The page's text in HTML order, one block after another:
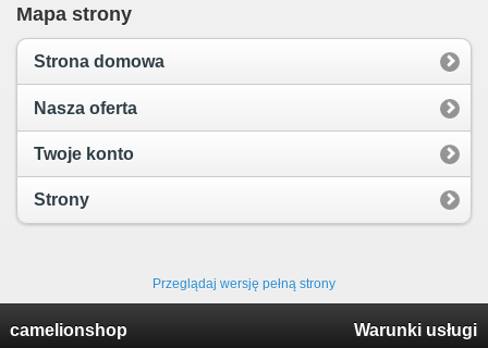
Mapa strony
Strona domowa
Nasza oferta
Twoje konto
Strony
Przeglądaj wersję pełną strony
camelionshop Warunki usługi